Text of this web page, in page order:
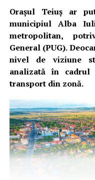
Orașul Teiuș ar
municipiul Alba
metropolitan,
General (PUG).
nivel de viziune
analizată în
transport din zonă.